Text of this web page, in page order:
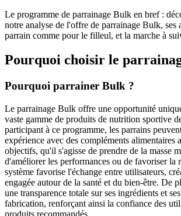
Le programme de parrainage Bulk en bref :
notre analyse de l'offre de parrainage Bulk, ses
parrain comme pour le filleul, et la marche à
Pourquoi choisir le
Pourquoi parrainer Bulk ?
Le parrainage Bulk offre une opportunité
vaste gamme de produits de nutrition sportive
participant à ce programme, les parrains
expérience avec des compléments alimentaires
objectifs, qu'il s'agisse de prendre de la masse
d'améliorer les performances ou de favoriser la
système favorise l'échange entre utilisateurs,
engagée autour de la santé et du bien-être. De
une transparence totale sur ses ingrédients et
fabrication, renforçant ainsi la confiance des
produits recommandés.